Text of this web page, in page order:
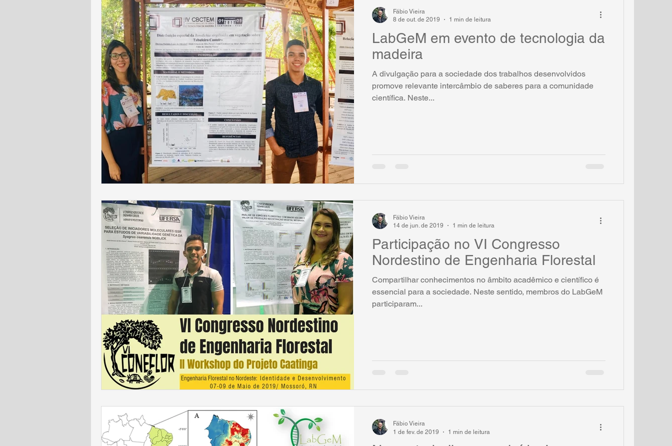
LabGeM em evento de tecnologia da
madeira
A divulgação para a sociedade dos trabalhos desenvolvidos
promove relevante intercâmbio de saberes para a comunidade
científica. Neste...
Fábio Vieira
8 de out. de 2019
1 min de leitura
Participação no VI Congresso
Nordestino de Engenharia Florestal
Compartilhar conhecimentos no âmbito acadêmico e científico é
essencial para a sociedade. Neste sentido, membros do LabGeM
participaram...
Fábio Vieira
14 de jun. de 2019
1 min de leitura
Fábio Vieira
1 de fev. de 2019
1 min de leitura